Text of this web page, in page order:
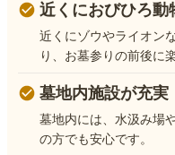
近くにおびひろ動
近くにゾウやライオン
り、お墓参りの前後に
墓地内施設が充実
墓地内には、水汲み場
の方でも安心です。